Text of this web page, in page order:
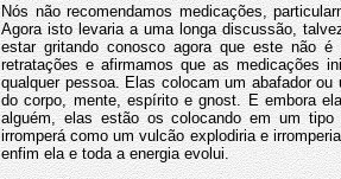
Nós não recomendamos medicações,
Agora isto levaria a uma longa discussão,
estar gritando conosco agora que este não
retratações e afirmamos que as medicações
qualquer pessoa. Elas colocam um abafador
do corpo, mente, espírito e gnost. E embora
alguém, elas estão os colocando em um tipo
irromperá como um vulcão explodiria e
enfim ela e toda a energia evolui.